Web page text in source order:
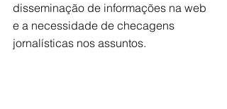
disseminação de informações na web
e a necessidade de checagens
jornalísticas nos assuntos.